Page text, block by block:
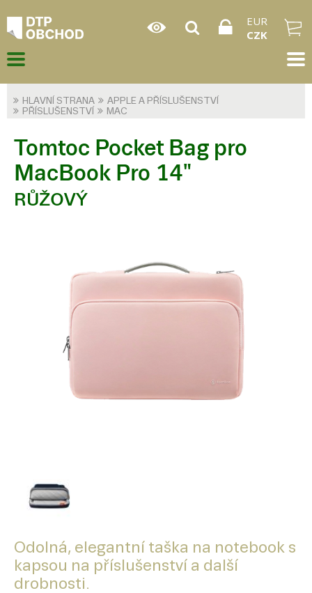
EUR
CZK
HLAVNÍ STRANA
APPLE A PŘÍSLUŠENSTVÍ
PŘÍSLUŠENSTVÍ
MAC
Tomtoc Pocket Bag pro
MacBook Pro 14"
RŮŽOVÝ
Odolná, elegantní taška na notebook s
kapsou na příslušenství a další
drobnosti.